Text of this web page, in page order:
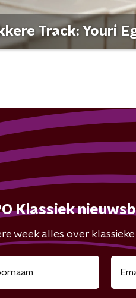
Track: Youri
Klassiek
week alles over